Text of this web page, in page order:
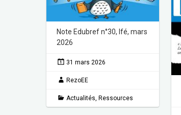
Note Edubref n°30, Ifé, mars
2026
31 mars 2026
RezoEE
Actualités, Ressources